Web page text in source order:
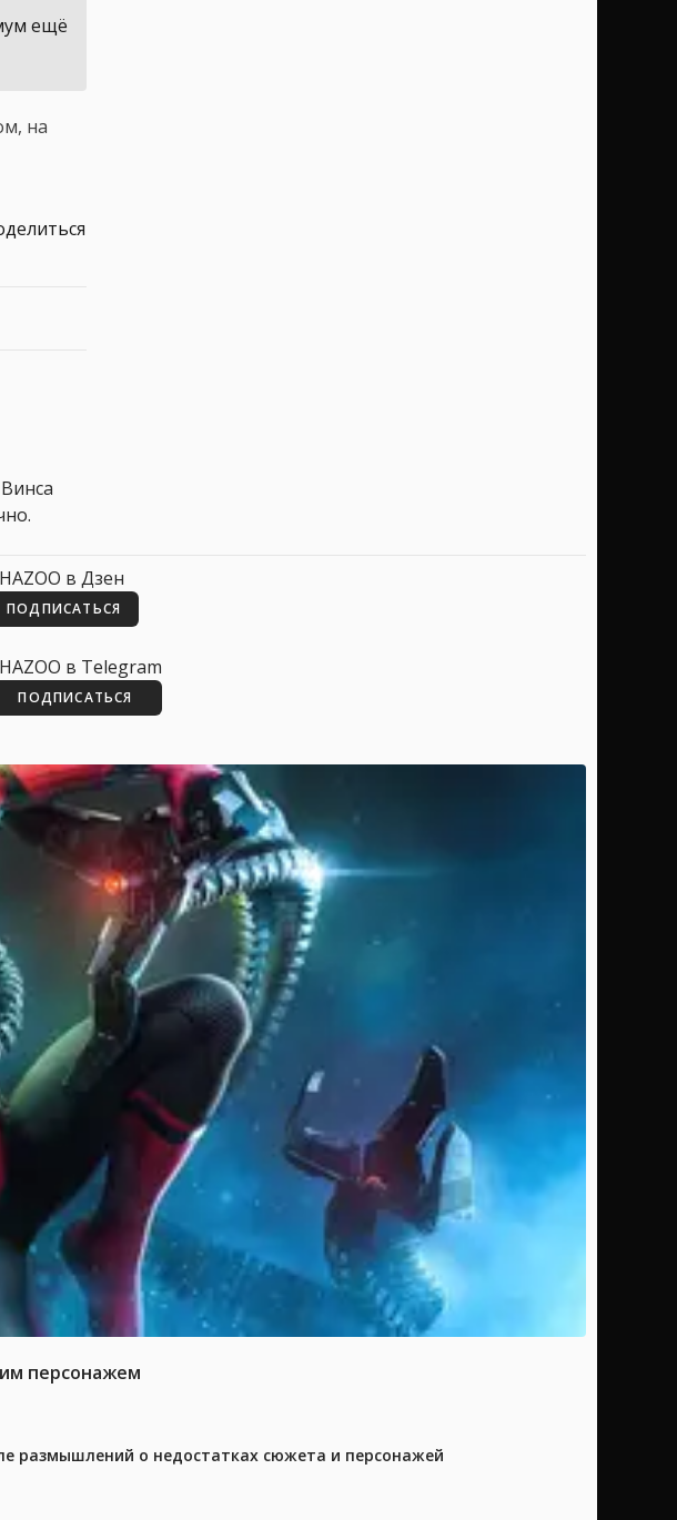
ещё
на
в Дзен
ПОДПИСАТЬСЯ
в Telegram
ПОДПИСАТЬСЯ
персонажем
размышлений о недостатках сюжета и персонажей